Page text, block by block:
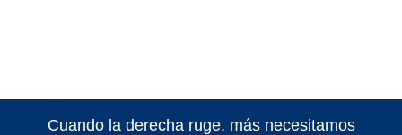
Cuando la derecha ruge, más necesitamos